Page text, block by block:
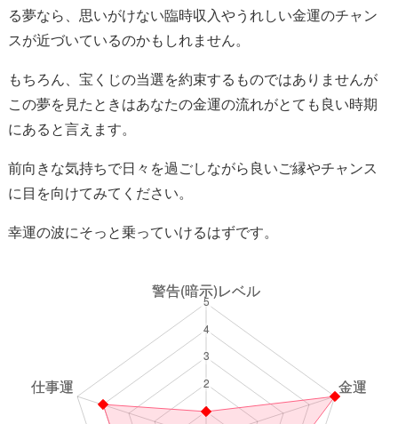
る夢なら、思いがけない臨時収入やうれしい金運のチャン
スが近づいているのかもしれません。
もちろん、宝くじの当選を約束するものではありませんが
この夢を見たときはあなたの金運の流れがとても良い時期
にあると言えます。
前向きな気持ちで日々を過ごしながら良いご縁やチャンス
に目を向けてみてください。
幸運の波にそっと乗っていけるはずです。